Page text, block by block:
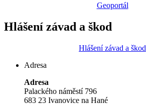
Geoportál
Hlášení závad a škod
Hlášení závad a škod
Adresa
Adresa
Palackého náměstí 796
683 23 Ivanovice na Hané